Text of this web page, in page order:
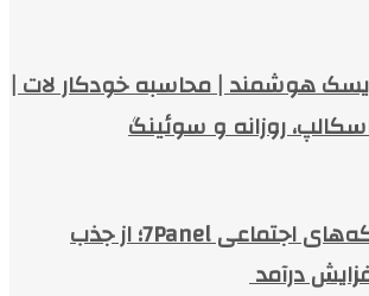
هوشمند | محاسبه خودکار لات |
روزانه و سوئینگ
خدمات شبکه‌های اجتماعی 7Panel؛ از جذب
درآمد